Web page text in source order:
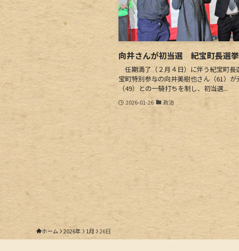
向井さんが初当選 紀宝町長選
任期満了（２月４日）に伴う紀宝町長
宝町特別参与の向井美樹也さん（61）
（49）との一騎打ちを制し、初当選...
2026-01-26 政治
ホーム 2026年 1月 26日